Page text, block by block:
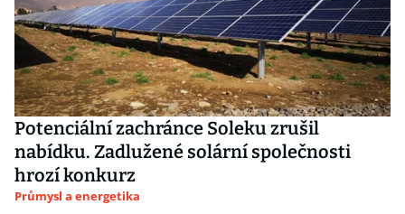
Potenciální zachránce Soleku zrušil
nabídku. Zadlužené solární společnosti
hrozí konkurz
Průmysl a energetika